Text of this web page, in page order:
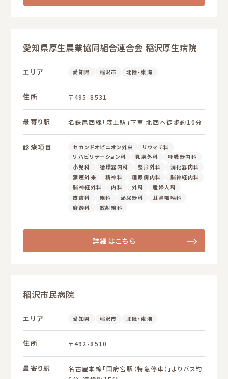
愛知県厚生農業協同組合連合会 稲沢厚生病院
エリア 愛知県 稲沢市 北陸・東海
住所 〒495-8531
最寄り駅 名鉄尾西線「森上駅」下車 北西へ徒歩約10分
診療項目 セカンドオピニオン外来
リウマチ科
リハビリテーション科
乳腺外科
呼吸器内科
小児科
循環器内科 整形外科
消化器内科
禁煙外来
精神科 糖尿病内科
脳神経内科
脳神経外科
内科 外科
産婦人科
皮膚科
眼科 泌尿器科
耳鼻咽喉科
麻酔科
放射線科
詳細はこちら
稲沢市民病院
エリア 愛知県 稲沢市 北陸・東海
住所 〒492-8510
最寄り駅
名古屋本線「国府宮駅（特急停車）」よりバス約